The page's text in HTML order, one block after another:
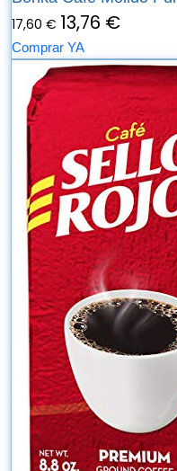
17,60 € 13,76 €
Comprar YA